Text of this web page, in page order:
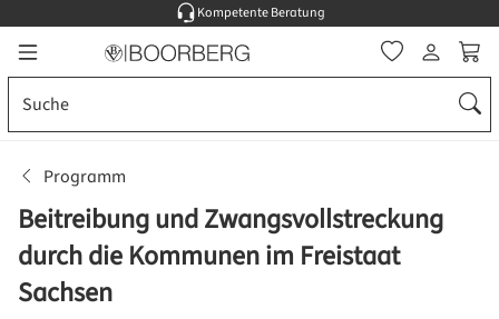
Zum Hauptinhalt springen
Kompetente Beratung
Programm
Beitreibung und Zwangsvollstreckung
durch die Kommunen im Freistaat
Sachsen